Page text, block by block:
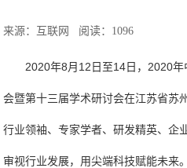
来源：互联网 阅读：1096
2020年8月12日至14日，2020
会暨第十三届学术研讨会在江苏省苏
行业领袖、专家学者、研发精英、企
审视行业发展，用尖端科技赋能未来。